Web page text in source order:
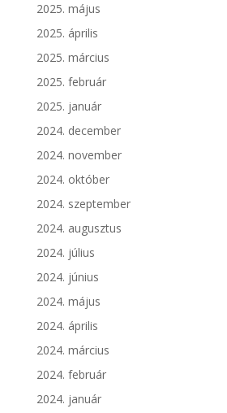
2025. május
2025. április
2025. március
2025. február
2025. január
2024. december
2024. november
2024. október
2024. szeptember
2024. augusztus
2024. július
2024. június
2024. május
2024. április
2024. március
2024. február
2024. január